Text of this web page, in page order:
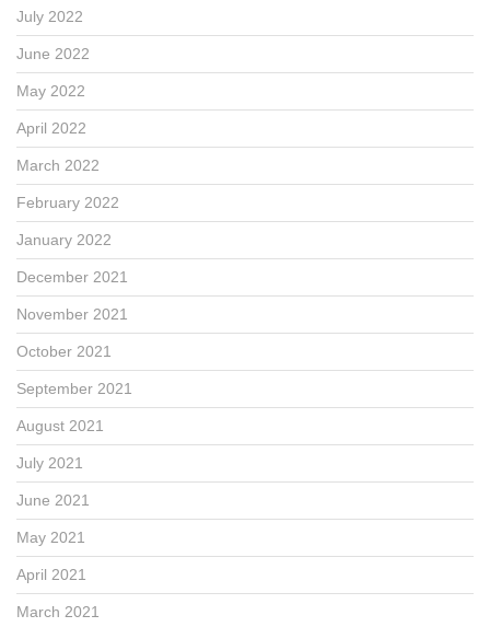
July 2022
June 2022
May 2022
April 2022
March 2022
February 2022
January 2022
December 2021
November 2021
October 2021
September 2021
August 2021
July 2021
June 2021
May 2021
April 2021
March 2021